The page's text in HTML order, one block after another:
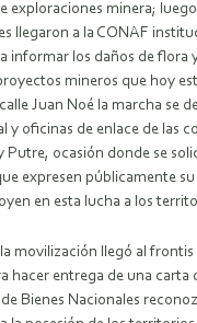
exploraciones minera; luego
llegaron a la CONAF
informar los daños de flora
mineros que hoy
Juan Noé la marcha se
y oficinas de enlace de las
Putre, ocasión donde se
expresen públicamente
en esta lucha a los
movilización llegó al
hacer entrega de una carta
Bienes Nacionales